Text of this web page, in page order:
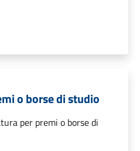
o borse di studio
per premi o borse di